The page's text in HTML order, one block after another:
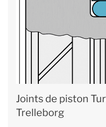
Joints de piston
Trelleborg